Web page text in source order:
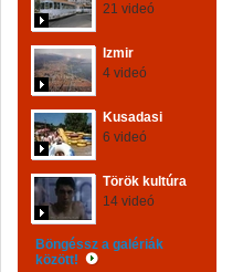
21 videó
Izmir
4 videó
Kusadasi
6 videó
Török kultúra
14 videó
Böngéssz a galériák
között!